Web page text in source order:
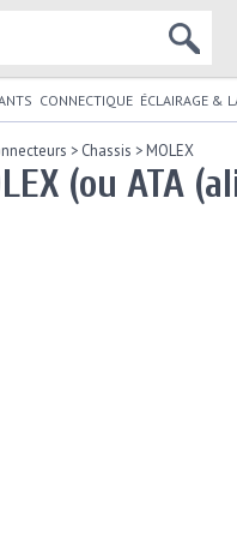
CONNECTIQUE ÉCLAIRAGE &
> Chassis >MOLEX
(ou ATA